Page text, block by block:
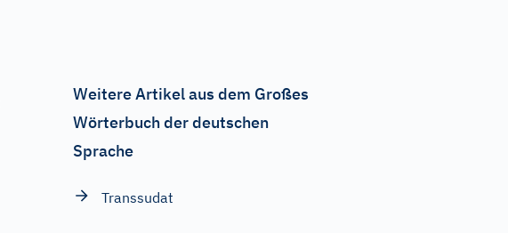
Weitere Artikel aus dem Großes
Wörterbuch der deutschen
Sprache
Transsudat